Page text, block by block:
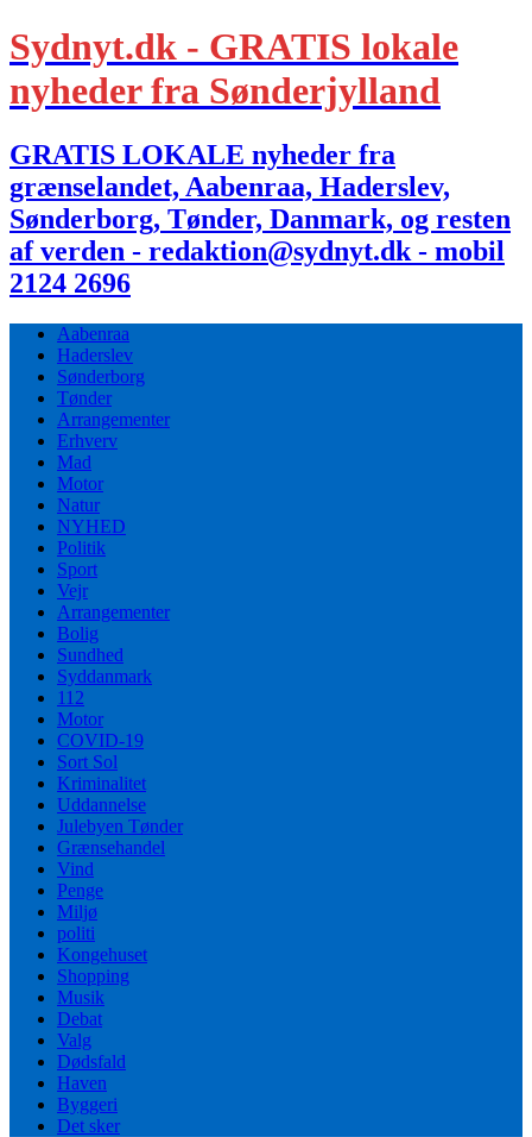
Sydnyt.dk - GRATIS lokale
nyheder fra Sønderjylland
GRATIS LOKALE nyheder fra
grænselandet, Aabenraa, Haderslev,
Sønderborg, Tønder, Danmark, og resten
af verden - redaktion@sydnyt.dk - mobil
2124 2696
Aabenraa
Haderslev
Sønderborg
Tønder
Arrangementer
Erhverv
Mad
Motor
Natur
NYHED
Politik
Sport
Vejr
Arrangementer
Bolig
Sundhed
Syddanmark
112
Motor
COVID-19
Sort Sol
Kriminalitet
Uddannelse
Julebyen Tønder
Grænsehandel
Vind
Penge
Miljø
politi
Kongehuset
Shopping
Musik
Debat
Valg
Dødsfald
Haven
Byggeri
Det sker